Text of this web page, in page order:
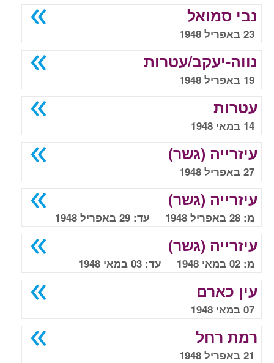
נבי סמואל
23 באפריל 1948
נווה-יעקב/עטרות
19 באפריל 1948
עטרות
14 במאי 1948
עיזרייה (גשר)
27 באפריל 1948
עיזרייה (גשר)
מ: 28 באפריל 1948 עד: 29 באפריל 1948
עיזרייה (גשר)
מ: 02 במאי 1948 עד: 03 במאי 1948
עין כארם
07 במאי 1948
רמת רחל
21 באפריל 1948